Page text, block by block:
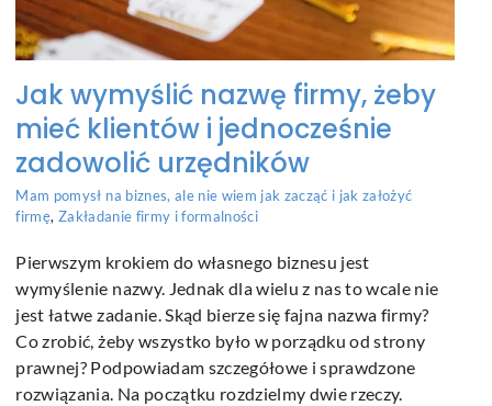
Jak wymyślić nazwę firmy, żeby
mieć klientów i jednocześnie
zadowolić urzędników
Mam pomysł na biznes, ale nie wiem jak zacząć i jak założyć
firmę, Zakładanie firmy i formalności
Pierwszym krokiem do własnego biznesu jest
wymyślenie nazwy. Jednak dla wielu z nas to wcale nie
jest łatwe zadanie. Skąd bierze się fajna nazwa firmy?
Co zrobić, żeby wszystko było w porządku od strony
prawnej? Podpowiadam szczegółowe i sprawdzone
rozwiązania. Na początku rozdzielmy dwie rzeczy.